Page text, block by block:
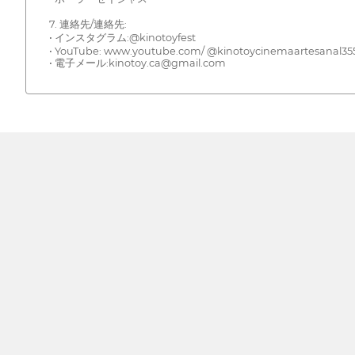
7. 連絡先/連絡先:
• インスタグラム:@kinotoyfest
• YouTube: www.youtube.com/
• 電子メール:kinotoy.ca@gmail.com